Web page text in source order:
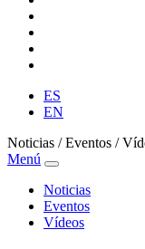
ES
EN
Noticias / Eventos /
Menú
Noticias
Eventos
Vídeos